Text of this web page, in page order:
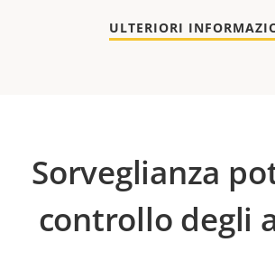
ULTERIORI
Sorveglianza
controllo degli